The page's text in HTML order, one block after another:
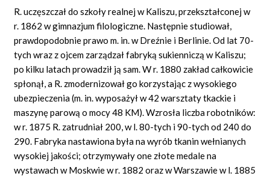
DYSKUSJA
Mapa
R. uczęszczał do szkoły realnej w Kaliszu, przekształconej w
r. 1862 w gimnazjum filologiczne. Następnie studiował,
prawdopodobnie prawo m. in. w Dreźnie i Berlinie. Od lat 70-
tych wraz z ojcem zarządzał fabryką sukienniczą w Kaliszu;
po kilku latach prowadził ją sam. W r. 1880 zakład całkowicie
spłonął, a R. zmodernizował go korzystając z wysokiego
ubezpieczenia (m. in. wyposażył w 42 warsztaty tkackie i
maszynę parową o mocy 48 KM). Wzrosła liczba robotników:
w r. 1875 R. zatrudniał 200, w l. 80-tych i 90-tych od 240 do
290. Fabryka nastawiona była na wyrób tkanin wełnianych
wysokiej jakości; otrzymywały one złote medale na
wystawach w Moskwie w r. 1882 oraz w Warszawie w l. 1885